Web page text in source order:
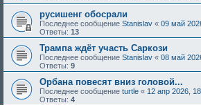
русишенг обосрали
Последнее сообщение Stanislav « 09 май
Ответы: 13
Трампа ждёт участь Саркози
Последнее сообщение Stanislav « 08 май
Ответы: 9
Орбана повесят вниз головой...
Последнее сообщение turtle « 12 апр 2026,
Ответы: 4